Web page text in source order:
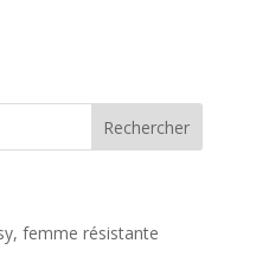
femme résistante